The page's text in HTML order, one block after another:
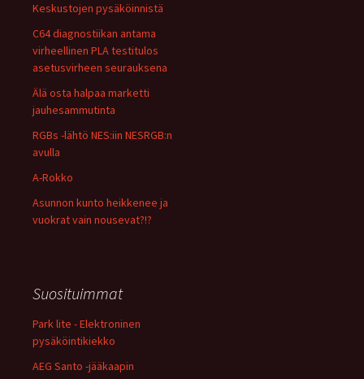
Keskustojen pysäköinnistä
C64 diagnostiikan antama
virheellinen PLA testitulos
asetusvirheen seurauksena
Älä osta halpaa marketti
jauhesammutinta
RGBs -lähtö NES:iin NESRGB:n
avulla
A-Rokko
Asunnon kunto heikkenee ja
vuokrat vain nousevat?!?
Suosituimmat
Park lite - Elektroninen
pysäköintikiekko
AEG Santo -jääkaapin